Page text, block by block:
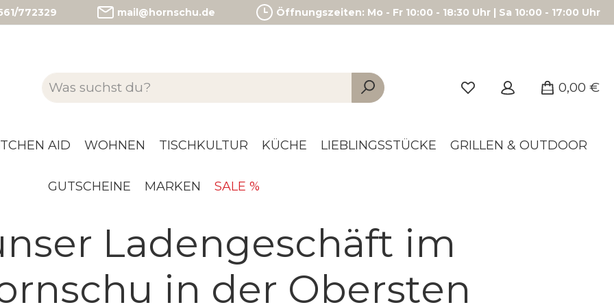
772329 mail@hornschu.de Öffnungszeiten: Mo - Fr 10:00 - 18:30 Uhr | Sa 10:00 - 17:00 Uhr
0,00 €
AID WOHNEN TISCHKULTUR KÜCHE LIEBLINGSSTÜCKE GRILLEN & OUTDOOR
GUTSCHEINE MARKEN SALE %
Ladengeschäft im
in der Obersten